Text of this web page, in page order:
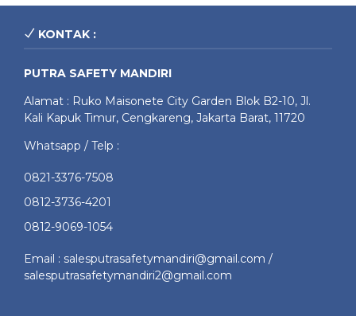
KONTAK :
PUTRA SAFETY MANDIRI
Alamat : Ruko Maisonete City Garden Blok B2-10, Jl.
Kali Kapuk Timur, Cengkareng, Jakarta Barat, 11720
Whatsapp / Telp :
0821-3376-7508
0812-3736-4201
0812-9069-1054
Email : salesputrasafetymandiri@gmail.com /
salesputrasafetymandiri2@gmail.com